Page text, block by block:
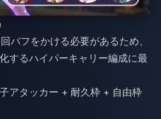
バフをかける必要があるため、
するハイパーキャリー編成に最
アタッカー + 耐久枠 + 自由枠